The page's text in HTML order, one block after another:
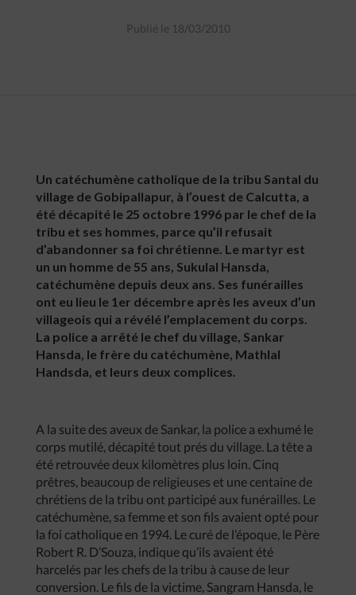
Publié le 18/03/2010
Un catéchumène catholique de la tribu Santal du
village de Gobipallapur, à l’ouest de Calcutta, a
été décapité le 25 octobre 1996 par le chef de la
tribu et ses hommes, parce qu’il refusait
d’abandonner sa foi chrétienne. Le martyr est
un un homme de 55 ans, Sukulal Hansda,
catéchumène depuis deux ans. Ses funérailles
ont eu lieu le 1er décembre après les aveux d’un
villageois qui a révélé l’emplacement du corps.
La police a arrêté le chef du village, Sankar
Hansda, le frère du catéchumène, Mathlal
Handsda, et leurs deux complices.
A la suite des aveux de Sankar, la police a exhumé le
corps mutilé, décapité tout prés du village. La tête a
été retrouvée deux kilomètres plus loin. Cinq
prêtres, beaucoup de religieuses et une centaine de
chrétiens de la tribu ont participé aux funérailles. Le
catéchumène, sa femme et son fils avaient opté pour
la foi catholique en 1994. Le curé de l’époque, le Père
Robert R. D’Souza, indique qu’ils avaient été
harcelés par les chefs de la tribu à cause de leur
conversion. Le fils de la victime, Sangram Hansda, le